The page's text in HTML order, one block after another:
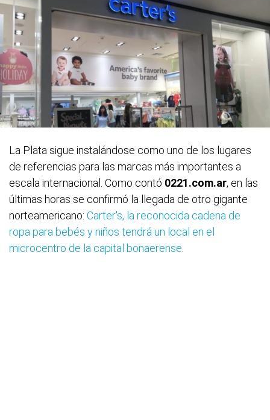
La Plata sigue instalándose como uno de los lugares
de referencias para las marcas más importantes a
escala internacional. Como contó 0221.com.ar, en las
últimas horas se confirmó la llegada de otro gigante
norteamericano: Carter's, la reconocida cadena de
ropa para bebés y niños tendrá un local en el
microcentro de la capital bonaerense